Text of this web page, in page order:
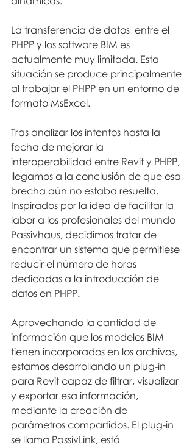
La transferencia de datos  entre el
PHPP y los software BIM es
actualmente muy limitada. Esta
situación se produce principalmente
al trabajar el PHPP en un entorno de
formato MsExcel.
Tras analizar los intentos hasta la
fecha de mejorar la
interoperabilidad entre Revit y PHPP,
llegamos a la conclusión de que esa
brecha aún no estaba resuelta.
Inspirados por la idea de facilitar la
labor a los profesionales del mundo
Passivhaus, decidimos tratar de
encontrar un sistema que permitiese
reducir el número de horas
dedicadas a la introducción de
datos en PHPP.
Aprovechando la cantidad de
información que los modelos BIM
tienen incorporados en los archivos,
estamos desarrollando un plug-in
para Revit capaz de filtrar, visualizar
y exportar esa información,
mediante la creación de
parámetros compartidos. El plug-in
se llama PassivLink, está